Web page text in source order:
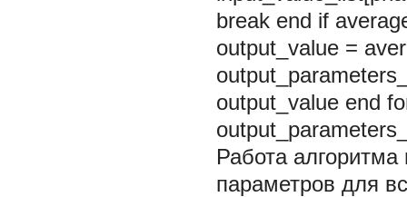
break end if
output_value =
output_value end
Работа
параметров для